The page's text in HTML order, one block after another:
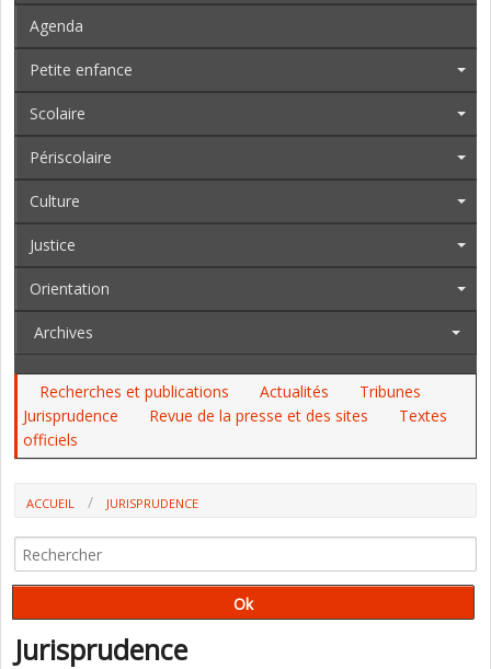
Agenda
Petite enfance
Scolaire
Périscolaire
Culture
Justice
Orientation
Archives
Recherches et publications Actualités
Tribunes
Jurisprudence
Revue de la presse et des sites
Textes
officiels
ACCUEIL JURISPRUDENCE
Jurisprudence